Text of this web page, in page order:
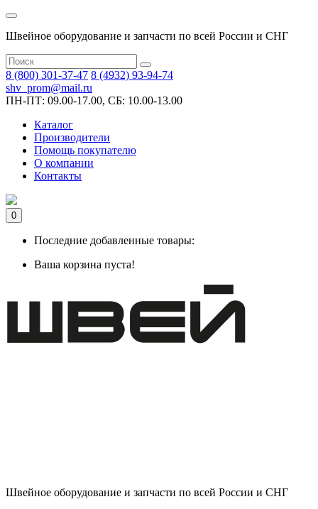
Швейное оборудование и запчасти по всей России и СНГ
8 (800) 301-37-47 8 (4932) 93-94-74
shv_prom@mail.ru
ПН-ПТ: 09.00-17.00, СБ: 10.00-13.00
Каталог
Производители
Помощь покупателю
О компании
Контакты
0
Последние добавленные товары:
Ваша корзина пуста!
Швейное оборудование и запчасти по всей России и СНГ